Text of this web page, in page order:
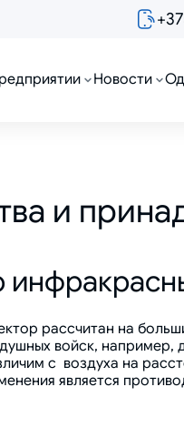
Новости
и
рассчитан на
войск, например,
с воздуха на
является